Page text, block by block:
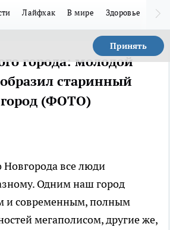
Лайфхак В мире Здоровье
Принять
города: молодой
старинный
(ФОТО)
все люди
Одним наш город
и современным, полным
мегаполисом, другие же,